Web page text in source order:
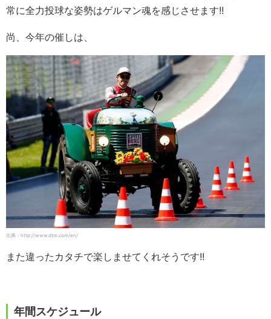
常に全力投球な姿勢はゲルマン魂を感じさせます!!
尚、今年の催しは、
出典：http://www.dtm.com/en/
また違ったカタチで楽しませてくれそうです!!
年間スケジュール